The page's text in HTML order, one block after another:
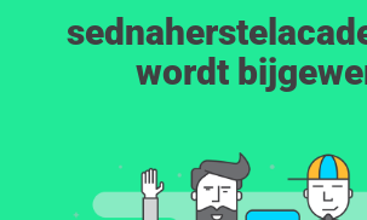
wordt